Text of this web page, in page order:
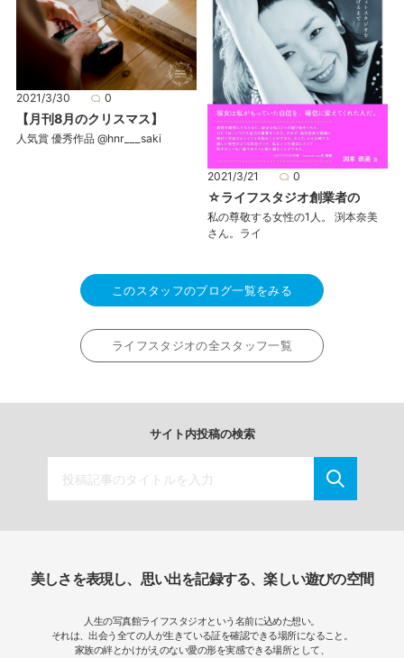
2021/3/30 0
【月刊8月のクリスマス】
人気賞 優秀作品 @hnr___saki
2021/3/21 0
☆ライフスタジオ創業者の
私の尊敬する女性の1人。 渕本奈美
さん。ライ
このスタッフのブログ一覧をみる
ライフスタジオの全スタッフ一覧
サイト内投稿の検索
美しさを表現し、思い出を記録する、楽しい遊びの空間
人生の写真館ライフスタジオという名前に込めた想い。
それは、出会う全ての人が生きている証を確認できる場所になること。
家族の絆とかけがえのない愛の形を実感できる場所として、